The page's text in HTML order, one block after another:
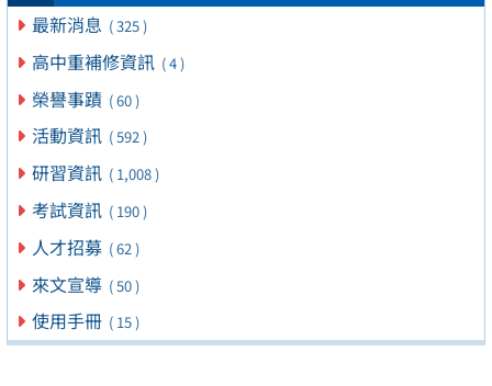
最新消息 ( 325 )
高中重補修資訊 ( 4 )
榮譽事蹟 ( 60 )
活動資訊 ( 592 )
研習資訊 ( 1,008 )
考試資訊 ( 190 )
人才招募 ( 62 )
來文宣導 ( 50 )
使用手冊 ( 15 )